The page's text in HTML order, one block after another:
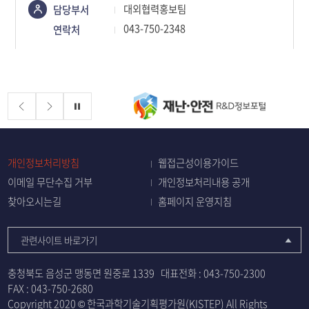
콘텐츠
정보책임자
담당부서
대외협력홍보팀
연락처
043-750-2348
배너존
개인정보처리방침
웹접근성이용가이드
이메일 무단수집 거부
개인정보처리내용 공개
찾아오시는길
홈페이지 운영지침
관련사이트 바로가기
충청북도 음성군 맹동면 원중로 1339 대표전화 :043-750-2300
FAX : 043-750-2680
Copyright 2020 © 한국과학기술기획평가원(KISTEP) All Rights